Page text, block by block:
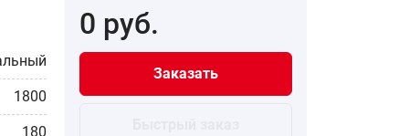
1800
180
0 руб.
Заказать